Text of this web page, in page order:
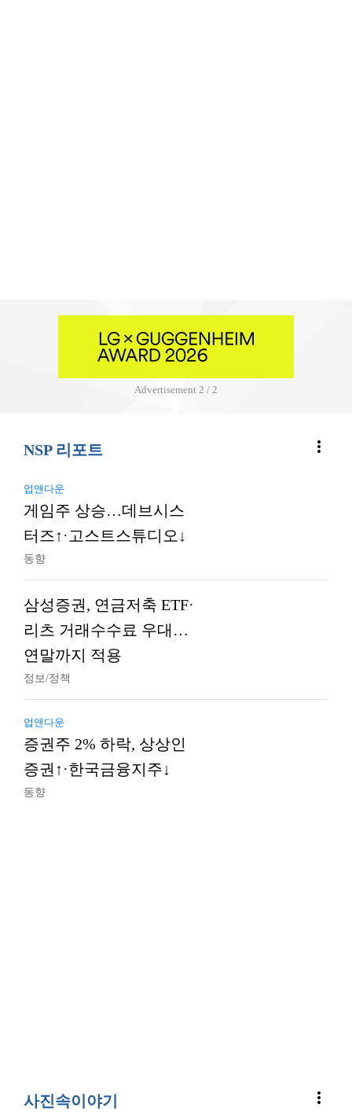
Advertisement 2 / 2
NSP 리포트 more_vert
업앤다운
게임주 상승…데브시스
터즈↑·고스트스튜디오↓
동향
삼성증권, 연금저축 ETF·
리츠 거래수수료 우대…
연말까지 적용
정보/정책
업앤다운
증권주 2% 하락, 상상인
증권↑·한국금융지주↓
동향
사진속이야기 more_vert